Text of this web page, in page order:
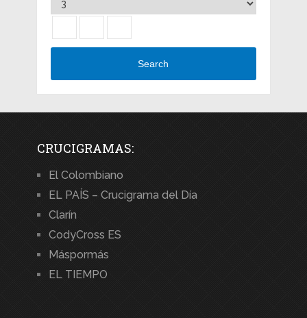
Search
CRUCIGRAMAS:
El Colombiano
EL PAÍS – Crucigrama del Día
Clarín
CodyCross ES
Máspormás
EL TIEMPO